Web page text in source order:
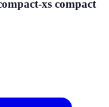
xs compact